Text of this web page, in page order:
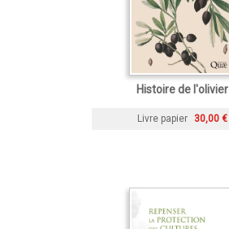
Histoire de l'olivier
Livre papier 30,00 €